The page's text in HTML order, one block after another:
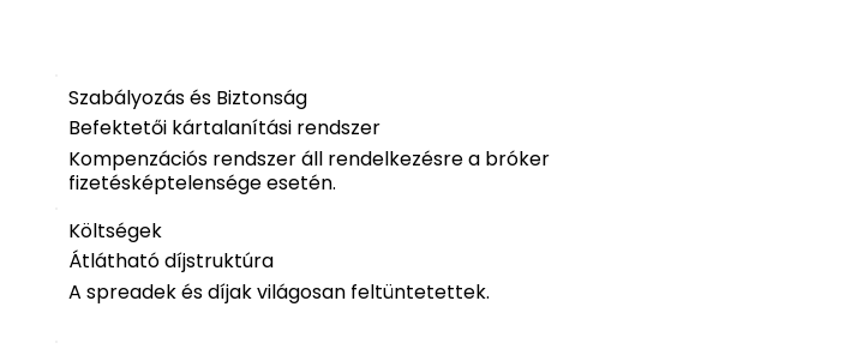
Szabályozás és Biztonság
Befektetői kártalanítási rendszer
Kompenzációs rendszer áll rendelkezésre a bróker
fizetésképtelensége esetén.
Költségek
Átlátható díjstruktúra
A spreadek és díjak világosan feltüntetettek.